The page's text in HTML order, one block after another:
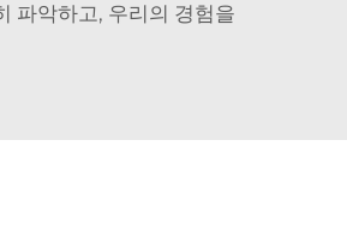
파악하고, 우리의 경험을